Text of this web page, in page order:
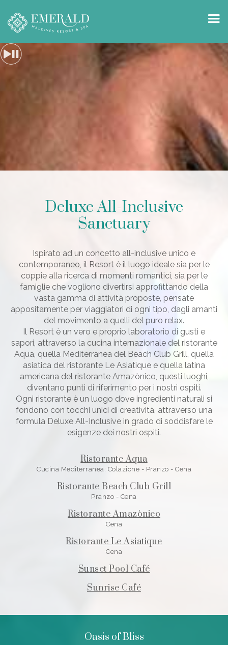
Deluxe All-Inclusive
Sanctuary
Ispirato ad un concetto all-inclusive unico e
contemporaneo, il Resort è il luogo ideale sia per le
coppie alla ricerca di momenti romantici, sia per le
famiglie che vogliono divertirsi approfittando della
vasta gamma di attività proposte, pensate
appositamente per viaggiatori di ogni tipo, dagli amanti
del movimento a quelli del puro relax.
Il Resort è un vero e proprio laboratorio di gusti e
sapori, attraverso la cucina internazionale del ristorante
Aqua, quella Mediterranea del Beach Club Grill, quella
asiatica del ristorante Le Asiatique e quella latina
americana del ristorante Amazònico, questi luoghi,
diventano punti di riferimento per i nostri ospiti.
Ogni ristorante è un luogo dove ingredienti naturali si
fondono con tocchi unici di creatività, attraverso una
formula Deluxe All-Inclusive in grado di soddisfare le
esigenze dei nostri ospiti.
Ristorante Aqua
Cucina Mediterranea: Colazione - Pranzo - Cena
Ristorante Beach Club Grill
Pranzo - Cena
Ristorante Amazònico
Cena
Ristorante Le Asiatique
Cena
Sunset Pool Café
Sunrise Café
Oasis of Bliss